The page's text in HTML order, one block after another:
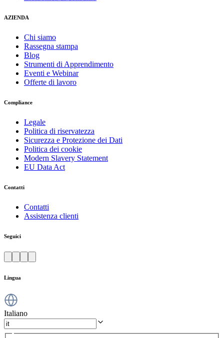
AZIENDA
Chi siamo
Rassegna stampa
Blog
Strumenti di Apprendimento
Eventi e Webinar
Offerte di lavoro
Compliance
Legale
Politica di riservatezza
Sicurezza e Protezione dei Dati
Politica dei cookie
Modern Slavery Statement
EU Data Act
Contatti
Contatti
Assistenza clienti
Seguici
Lingua
Italiano